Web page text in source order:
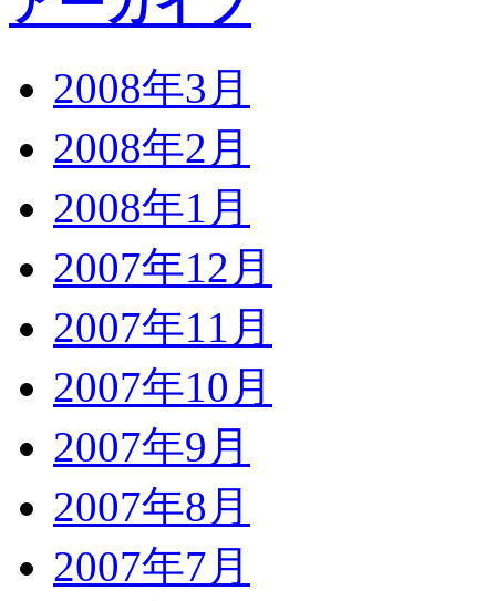
2008年3月
2008年2月
2008年1月
2007年12月
2007年11月
2007年10月
2007年9月
2007年8月
2007年7月